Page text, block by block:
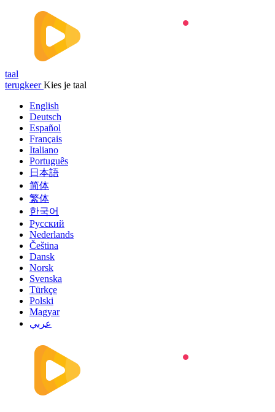
taal
terugkeer Kies je taal
English
Deutsch
Español
Français
Italiano
Português
日本語
简体
繁体
한국어
Русский
Nederlands
Čeština
Dansk
Norsk
Svenska
Türkçe
Polski
Magyar
عربي